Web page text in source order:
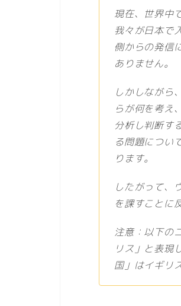
現在、世界中
我々が日本で
側からの発信
ありません。
しかしながら
らが何を考え
分析し判断す
る問題につい
ります。
したがって、
を課すことに
注意：以下の
リス」と表現
国」はイギリ